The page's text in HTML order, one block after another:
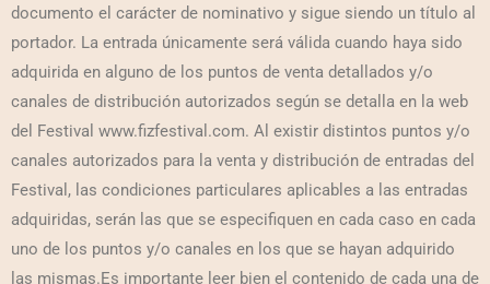
documento el carácter de nominativo y sigue siendo un título al
portador. La entrada únicamente será válida cuando haya sido
adquirida en alguno de los puntos de venta detallados y/o
canales de distribución autorizados según se detalla en la web
del Festival www.fizfestival.com. Al existir distintos puntos y/o
canales autorizados para la venta y distribución de entradas del
Festival, las condiciones particulares aplicables a las entradas
adquiridas, serán las que se especifiquen en cada caso en cada
uno de los puntos y/o canales en los que se hayan adquirido
las mismas.Es importante leer bien el contenido de cada una de